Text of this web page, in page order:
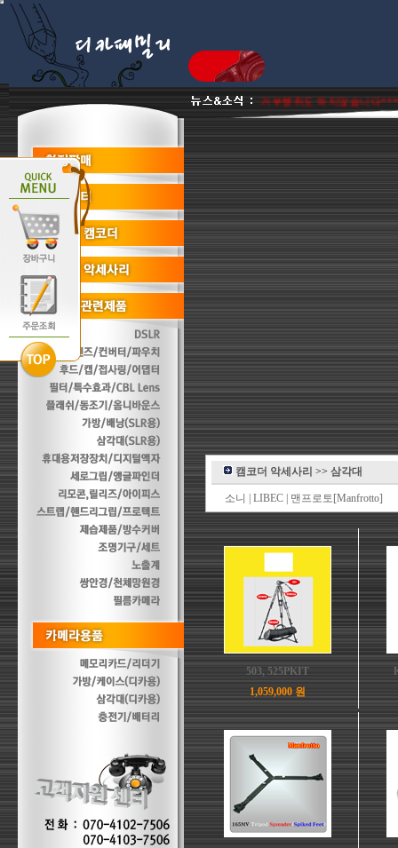
비시 병행수입제품은취급판매하지않음 단품판매 거부행위도 하지않습니다***
캠코더 악세사리 >> 삼각대
소니 LIBEC 맨프로토[Manfrotto]
503, 525PKIT
1,059,000 원